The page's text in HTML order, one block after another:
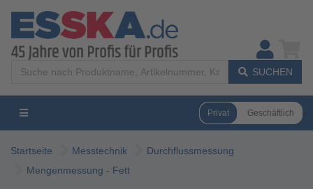
SUCHEN
Privat Geschäftlich
Startseite Messtechnik
Durchflussmessung
Mengenmessung - Fett